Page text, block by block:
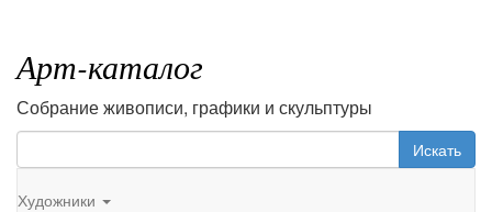
Арт-каталог
Собрание живописи, графики и скульптуры
Искать
Художники